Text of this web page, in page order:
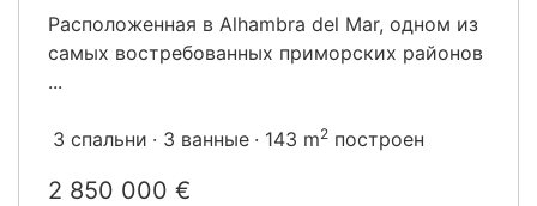
Расположенная в Alhambra del Mar, одном из
самых востребованных приморских районов
...
3 спальни 3 ванные 143 m2 построен
2 850 000 €